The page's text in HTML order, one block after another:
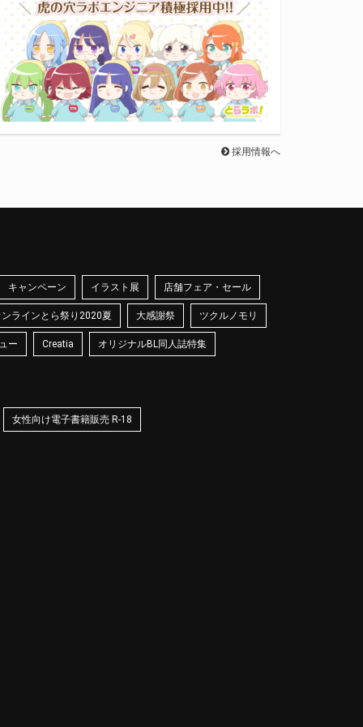
採用情報へ
キャンペーン イラスト展 店舗フェア・セール
ラインとら祭り2020夏 大感謝祭 ツクルノモリ
ー Creatia オリジナルBL同人誌特集
女性向け電子書籍販売 R-18